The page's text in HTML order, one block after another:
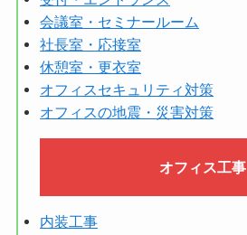
会議室・セミナールーム
社長室・応接室
休憩室・更衣室
オフィスセキュリティ対策
オフィスの地震・災害対策
オフィス工事
内装工事